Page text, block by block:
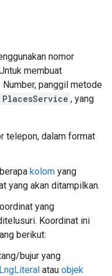
nomor
membuat
panggil metode
PlacesService , yang
telepon, dalam format
kolom yang
yang akan ditampilkan.
yang
Koordinat ini
berikut:
bujur yang
atau objek